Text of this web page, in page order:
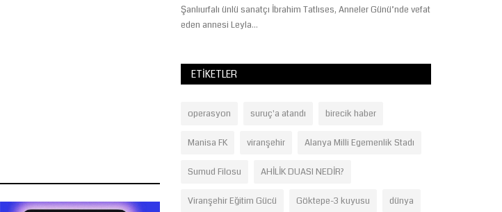
Şanlıurfalı ünlü sanatçı İbrahim Tatlıses, Anneler Günü’nde vefat
eden annesi Leyla...
ETIKETLER
operasyon suruç'a atandı birecik haber
Manisa FK viranşehir Alanya Milli Egemenlik Stadı
Sumud Filosu AHİLİK DUASI NEDİR?
Viranşehir Eğitim Gücü Göktepe-3 kuyusu dünya